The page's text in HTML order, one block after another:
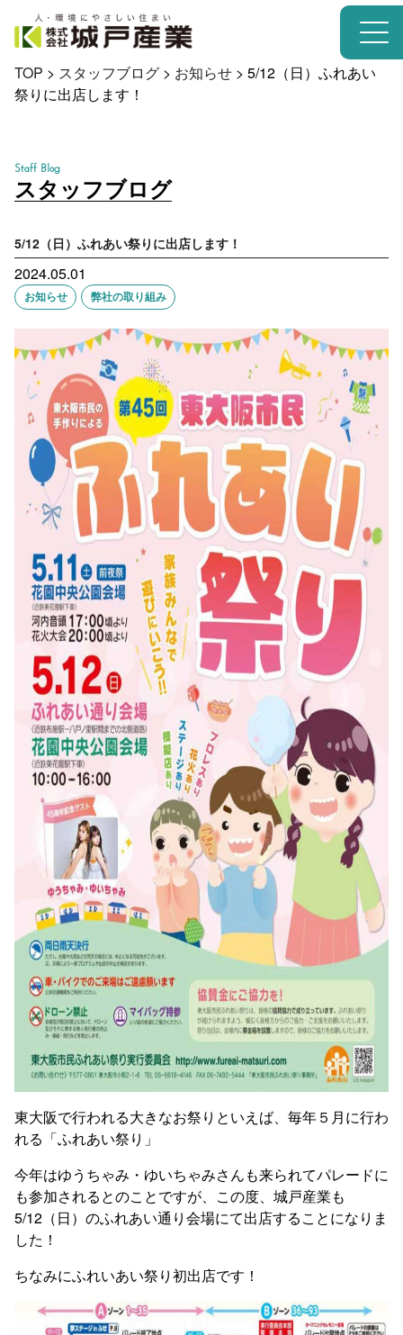
TOP > スタッフブログ > お知らせ > 5/12（日）ふれあい
祭りに出店します！
Staff Blog
スタッフブログ
5/12（日）ふれあい祭りに出店します！
2024.05.01
お知らせ 弊社の取り組み
東大阪で行われる大きなお祭りといえば、毎年５月に行わ
れる「ふれあい祭り」
今年はゆうちゃみ・ゆいちゃみさんも来られてパレードに
も参加されるとのことですが、この度、城戸産業も
5/12（日）のふれあい通り会場にて出店することになりま
した！
ちなみにふれいあい祭り初出店です！